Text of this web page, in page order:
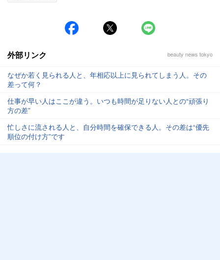
外部リンク beauty news tokyo
なぜか若く見られる人と、年相応以上に見られてしまう人。その
差って何？
仕事が早い人はここが違う。いつも時間が足りない人との“頑張り
方の差”
忙しさに流される人と、自分時間を確保できる人。その差は“優先
順位の付け方”です